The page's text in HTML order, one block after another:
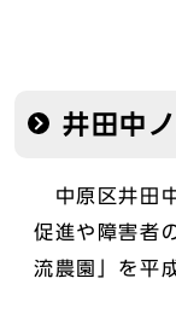
井田中
中原区井田
促進や障害者
流農園」を平